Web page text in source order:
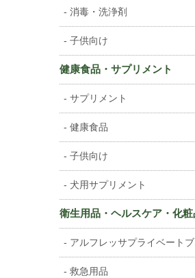
消毒・洗浄剤
子供向け
健康食品・サプリメント
サプリメント
健康食品
子供向け
犬用サプリメント
衛生用品・ヘルスケア・化粧
アルフレッサプライベート
救急用品